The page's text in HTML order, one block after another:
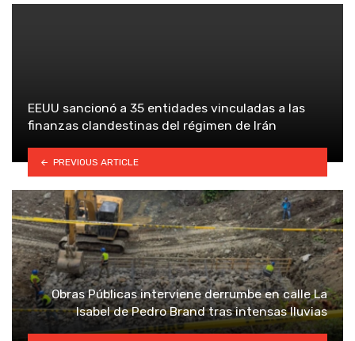
EEUU sancionó a 35 entidades vinculadas a las
finanzas clandestinas del régimen de Irán
PREVIOUS ARTICLE
Obras Públicas interviene derrumbe en calle La
Isabel de Pedro Brand tras intensas lluvias